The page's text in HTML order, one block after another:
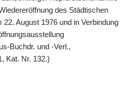
des Städtischen
August 1976 und in Verbindung
Buchdr. und -Verl.,
Kat. Nr. 132.)